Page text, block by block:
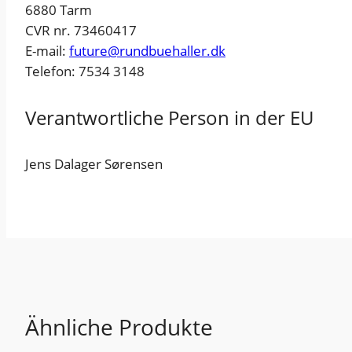
6880 Tarm
CVR nr. 73460417
E-mail: future@rundbuehaller.dk
Telefon: 7534 3148
Verantwortliche Person in der EU
Jens Dalager Sørensen
Ähnliche Produkte